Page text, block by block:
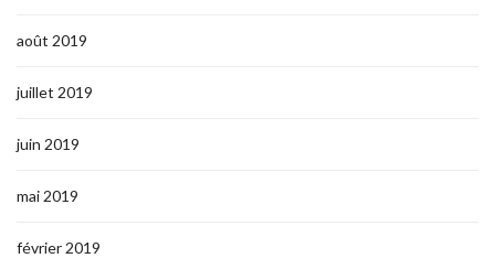
août 2019
juillet 2019
juin 2019
mai 2019
février 2019